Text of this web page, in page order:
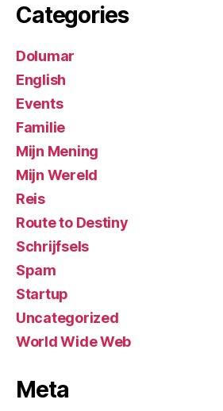
Categories
Dolumar
English
Events
Familie
Mijn Mening
Mijn Wereld
Reis
Route to Destiny
Schrijfsels
Spam
Startup
Uncategorized
World Wide Web
Meta